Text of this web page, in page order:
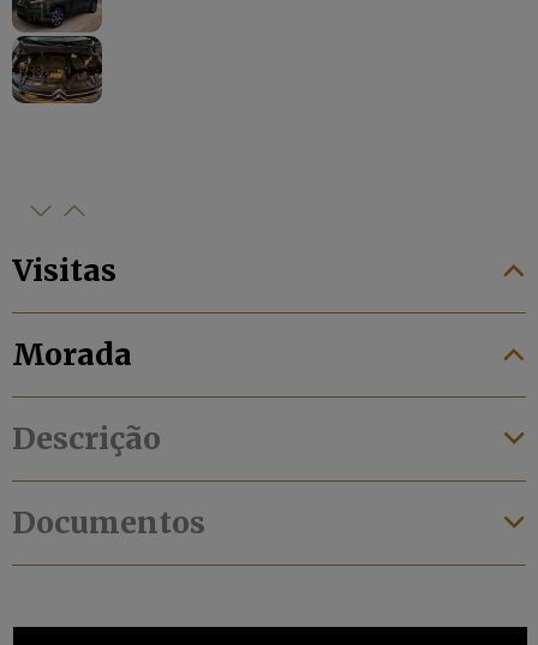
Visitas
Morada
Descrição
Documentos